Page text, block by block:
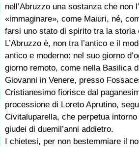
nell’Abruzzo una sostanza che non
«immaginare», come Maiuri, né,
farsi uno stato di spirito tra la storia
L’Abruzzo è, non tra l’antico e il
antico e moderno: nel suo giorno
giorno remoto, come nella Basilica
Giovanni in Venere, presso
Cristianesimo fiorisce dal
processione di Loreto Aprutino,
Civitaluparella, che perpetua
giudei di duemil’anni addietro.
I chietesi, per non bestemmiare il